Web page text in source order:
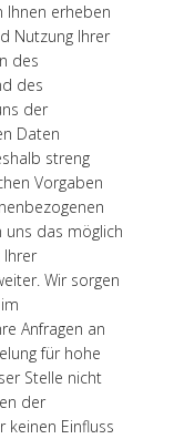
Ihnen erheben
Nutzung Ihrer
des
des
der
Daten
streng
Vorgaben
uns das möglich
Wir sorgen
Anfragen an
für hohe
Stelle nicht
der
keinen Einfluss